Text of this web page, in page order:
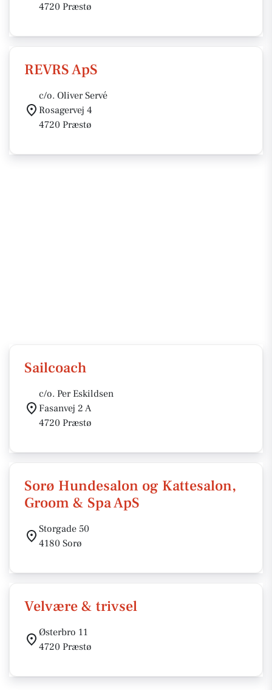
4720 Præstø
REVRS ApS
c/o. Oliver Servé
Rosagervej 4
4720 Præstø
Sailcoach
c/o. Per Eskildsen
Fasanvej 2 A
4720 Præstø
Sorø Hundesalon og Kattesalon,
Groom & Spa ApS
Storgade 50
4180 Sorø
Velvære & trivsel
Østerbro 11
4720 Præstø